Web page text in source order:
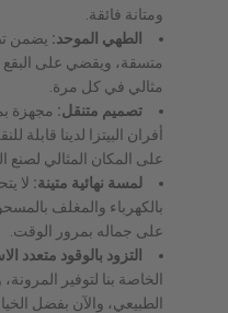
ومتانة فائقة.
الطهي الموحد: يضمن
متسقة، ويقضي على
مثالي في كل مرة.
تصميم متنقل: مجهزة
أفران البيتزا لدينا قابلة
على المكان المثالي لصنع
لمسة نهائية متينة: لا
بالكهرباء والمغلف
على جماله بمرور الوقت.
التزود بالوقود متعدد
الخاصة بنا لتوفير
الطبيعي، والآن بفضل